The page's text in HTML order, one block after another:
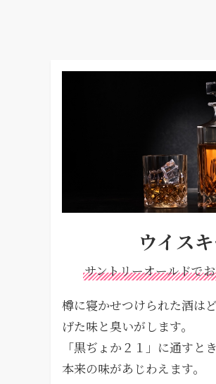
ウイス
サントリーオールドで
樽に寝かせつけられた酒は
げた味と臭いがします。
「黒ぢょか２１」に通すと
本来の味があじわえます。